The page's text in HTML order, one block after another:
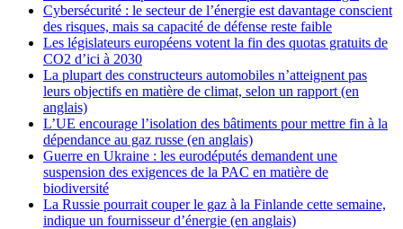
Cybersécurité : le secteur de l’énergie est davantage conscient
des risques, mais sa capacité de défense reste faible
Les législateurs européens votent la fin des quotas gratuits de
CO2 d’ici à 2030
La plupart des constructeurs automobiles n’atteignent pas
leurs objectifs en matière de climat, selon un rapport (en
anglais)
L’UE encourage l’isolation des bâtiments pour mettre fin à la
dépendance au gaz russe (en anglais)
Guerre en Ukraine : les eurodéputés demandent une
suspension des exigences de la PAC en matière de
biodiversité
La Russie pourrait couper le gaz à la Finlande cette semaine,
indique un fournisseur d’énergie (en anglais)